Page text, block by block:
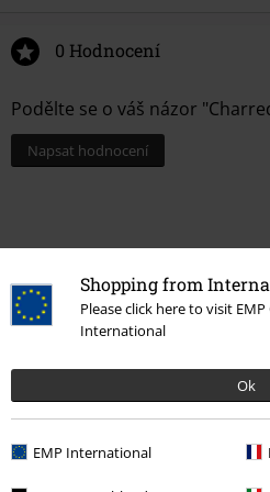
Shopping from
Please click here to visit
International
Ok
EMP International
0 Hodnocení
Podělte se o váš názor
Napsat hodnocení
Naposledy navštívené